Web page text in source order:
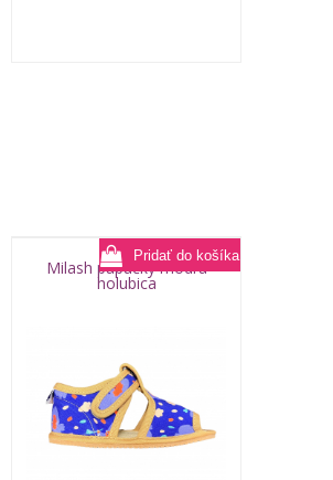
Milash papučky modrá
holubica